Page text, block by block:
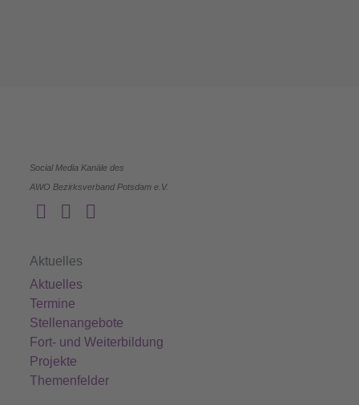
Social Media Kanäle des
AWO Bezirksverband Potsdam e.V.
Aktuelles
Aktuelles
Termine
Stellenangebote
Fort- und Weiterbildung
Projekte
Themenfelder